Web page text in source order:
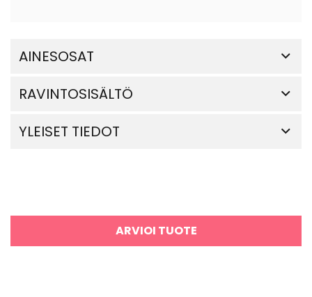
AINESOSAT
RAVINTOSISÄLTÖ
YLEISET TIEDOT
ARVIOI TUOTE